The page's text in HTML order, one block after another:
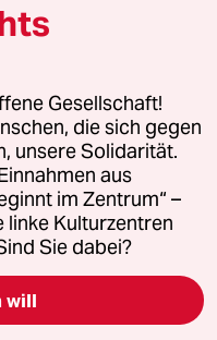
oder für Genehmigungen
Richtlinien
Impressum AGB
(Ads)
Gesellschaft!
die sich gegen
unsere Solidarität.
aus
im Zentrum“ –
Kulturzentren
Sie dabei?
will